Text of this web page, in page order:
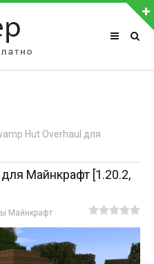
Регистрация
Hut Overhaul для
Майнкрафт [1.20.2,
Майнкрафт